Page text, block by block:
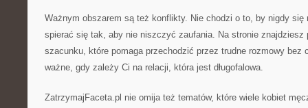
Ważnym obszarem są też konflikty. Nie chodzi o to, by nigdy się
spierać się tak, aby nie niszczyć zaufania. Na stronie znajdziesz
szacunku, które pomaga przechodzić przez trudne rozmowy bez
ważne, gdy zależy Ci na relacji, która jest długofalowa.
ZatrzymajFaceta.pl nie omija też tematów, które wiele kobiet